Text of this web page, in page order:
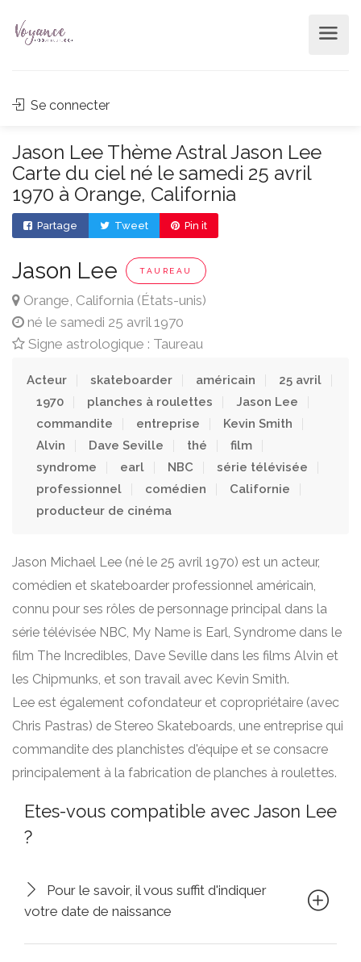
Se connecter
Jason Lee Thème Astral Jason Lee
Carte du ciel né le samedi 25 avril
1970 à Orange, California
Partage Tweet Pin it
Jason Lee TAUREAU
Orange, California (États-unis)
né le samedi 25 avril 1970
Signe astrologique : Taureau
Acteur skateboarder américain
25 avril
1970
planches à roulettes
Jason Lee
commandite
entreprise
Kevin Smith
Alvin
Dave Seville thé
film
syndrome
earl NBC
série télévisée
professionnel
comédien
Californie
producteur de cinéma
Jason Michael Lee (né le 25 avril 1970) est un acteur,
comédien et skateboarder professionnel américain,
connu pour ses rôles de personnage principal dans la
série télévisée NBC, My Name is Earl, Syndrome dans le
film The Incredibles, Dave Seville dans les films Alvin et
les Chipmunks, et son travail avec Kevin Smith.
Lee est également cofondateur et copropriétaire (avec
Chris Pastras) de Stereo Skateboards, une entreprise qui
commandite des planchistes d'équipe et se consacre
principalement à la fabrication de planches à roulettes.
Etes-vous compatible avec Jason Lee
?
Pour le savoir, il vous suffit d'indiquer
votre date de naissance